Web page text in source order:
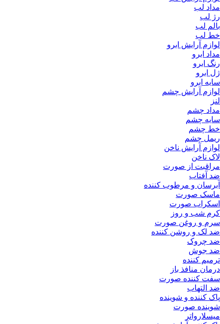
مداد لب
رژ لب
بالم لب
خط لب
لوازم آرایش ابرو
مداد ابرو
رنگ ابرو
ژل ابرو
سایه ابرو
لوازم آرایش چشم
لنز
مداد چشم
سایه چشم
خط چشم
ریمل چشم
لوازم آرایش ناخن
لاک ناخن
مراقبت از صورت
ضد آفتاب
آبرسان و مرطوب کننده
ماسک صورت
اسکراب صورت
کرم شب و روز
سرم و روغن صورت
ضد لک و روشن کننده
ضد چروک
ضد جوش
ترمیم کننده
درمان منافذ باز
سفت کننده صورت
ضد التهاب
پاک کننده و شوینده
شوینده صورت
میسلارواتر